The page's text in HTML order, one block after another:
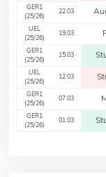
GER1
(25/26)
22.03
UEL
(25/26)
19.03
GER1
(25/26)
15.03
UEL
(25/26)
12.03
GER1
(25/26)
07.03
GER1
(25/26)
01.03